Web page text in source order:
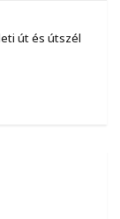
út és útszél